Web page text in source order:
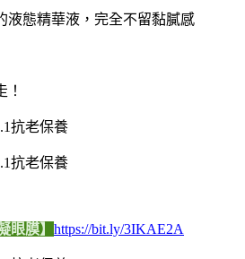
液態精華液，完全不留黏膩感
眼膜】 https://bit.ly/3IKAE2A